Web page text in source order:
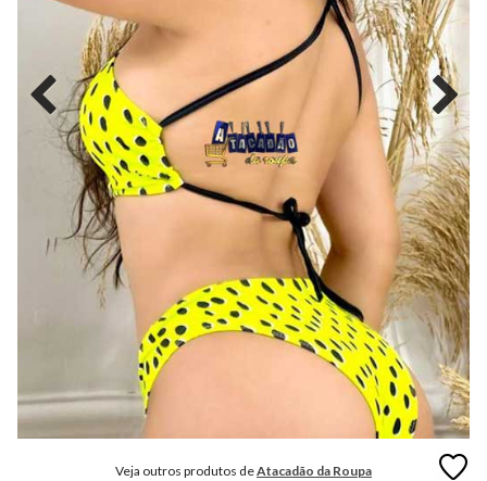
MODA
GRIFE
INTIMA
MODA
Veja outros produtos deAtacadão da Roupa